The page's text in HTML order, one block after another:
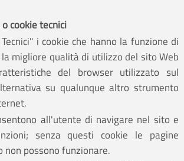
cookie tecnici
i cookie che hanno la funzione di
migliore qualità di utilizzo del sito Web
del browser utilizzato sul
su qualunque altro strumento
all'utente di navigare nel sito e
senza questi cookie le pagine
non possono funzionare.